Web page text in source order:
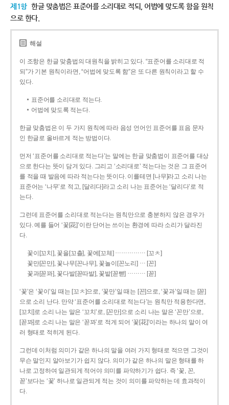
제1항 한글 맞춤법은 표준어를 소리대로 적되, 어법에 맞도록 함을 원칙
으로 한다.
해설
이 조항은 한글 맞춤법의 대원칙을 밝히고 있다. “표준어를 소리대로 적
되”가 기본 원칙이라면, “어법에 맞도록 함”은 또 다른 원칙이라고 할 수
있다.
표준어를 소리대로 적는다.
어법에 맞도록 적는다.
한글 맞춤법은 이 두 가지 원칙에 따라 음성 언어인 표준어를 표음 문자
인 한글로 올바르게 적는 방법이다.
먼저 ‘표준어를 소리대로 적는다’는 말에는 한글 맞춤법이 표준어를 대상
으로 한다는 뜻이 담겨 있다. 그리고 ‘소리대로’ 적는다는 것은 그 표준어
를 적을 때 발음에 따라 적는다는 뜻이다. 이를테면 [나무]라고 소리 나는
표준어는 ‘나무’로 적고, [달리다]라고 소리 나는 표준어는 ‘달리다’로 적
는다.
그런데 표준어를 소리대로 적는다는 원칙만으로 충분하지 않은 경우가
있다. 예를 들어 ‘꽃[花]’이란 단어는 쓰이는 환경에 따라 소리가 달라진
다.
꽃이[꼬치], 꽃을[꼬츨], 꽃에[꼬체] …………… [꼬ㅊ]
꽃만[꼰만], 꽃나무[꼰나무], 꽃놀이[꼰노리] … [꼰]
꽃과[꼳꽈], 꽃다발[꼳따발], 꽃밭[꼳빧] ……… [꼳]
‘꽃’은 ‘꽃이’일 때는 [꼬ㅊ]으로, ‘꽃만’일 때는 [꼰]으로, ‘꽃과’일 때는 [꼳]
으로 소리 난다. 만약 ‘표준어를 소리대로 적는다’는 원칙만 적용한다면,
[꼬치]로 소리 나는 말은 ‘꼬치’로, [꼰만]으로 소리 나는 말은 ‘꼰만’으로,
[꼳꽈]로 소리 나는 말은 ‘꼳꽈’로 적게 되어 ‘꽃[花]’이라는 하나의 말이 여
러 형태로 적히게 된다.
그런데 이처럼 의미가 같은 하나의 말을 여러 가지 형태로 적으면 그것이
무슨 말인지 알아보기가 쉽지 않다. 의미가 같은 하나의 말은 형태를 하
나로 고정하여 일관되게 적어야 의미를 파악하기가 쉽다. 즉 ‘꽃, 꼰,
꼳’보다는 ‘꽃’ 하나로 일관되게 적는 것이 의미를 파악하는 데 효과적이
다.